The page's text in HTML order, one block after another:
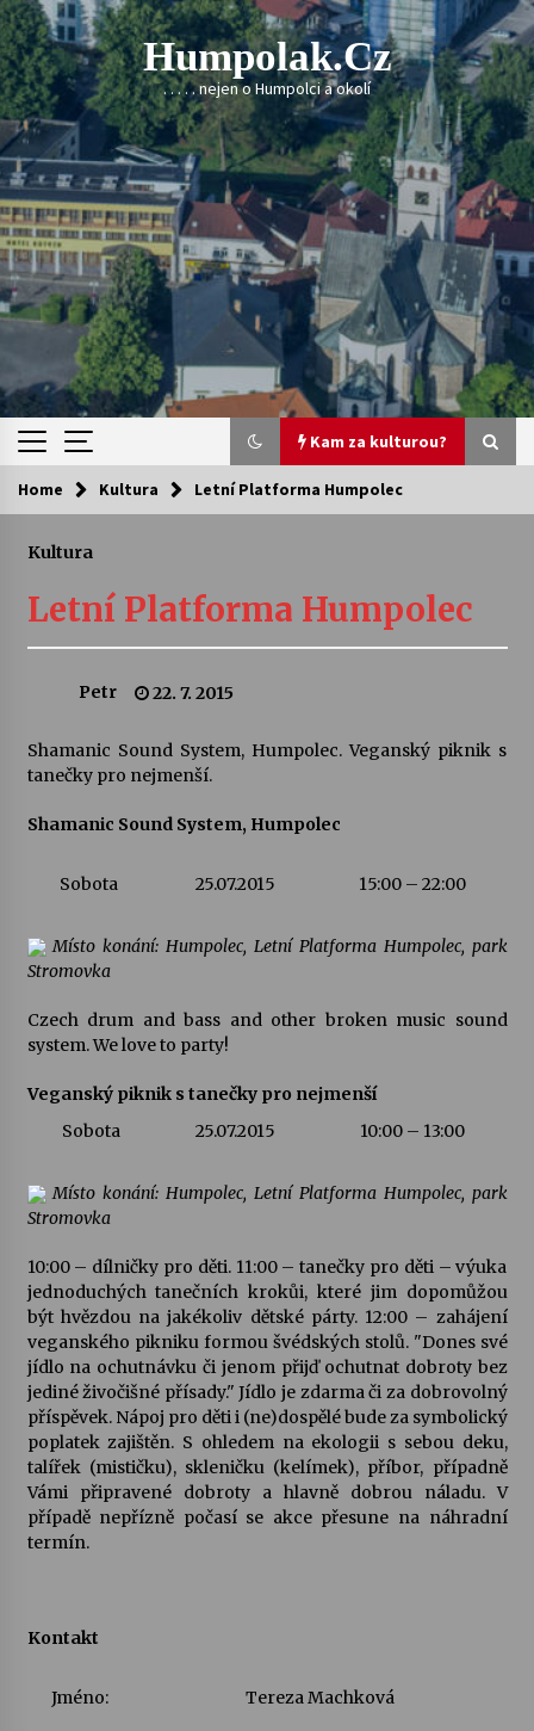
Skip
to
content
Humpolak.cz
. . . . . nejen o Humpolci a okolí
Kam za kulturou?
Kam za kulturou?
10. 8. 2026
Letní koncerty ve Stromovce: Ars Camerata a
Sukuba Ensemble
30. 7. 2026
Pozvánka na integrační festival Quijotova
šedesátka: 28. 7.–1. 8. 2026
28. 7. 2026
Jenakaši
23. 7. 2026
Letní koncerty ve Stromovce: Rufus Miller
22. 7. 2026
Vysočinka
17. 7. 2026
13. 7. 2026
Home Kultura Letní Platforma Humpolec
Kultura
Letní Platforma Humpolec
Petr 22. 7. 2015
Shamanic Sound System, Humpolec. Veganský piknik s
tanečky pro nejmenší.
Shamanic Sound System, Humpolec
Sobota 25.07.2015 15:00 – 22:00
Místo konání: Humpolec, Letní Platforma Humpolec, park
Stromovka
Czech drum and bass and other broken music sound
system. We love to party!
Veganský piknik s tanečky pro nejmenší
Sobota
25.07.2015 10:00 – 13:00
Místo konání: Humpolec, Letní Platforma Humpolec, park
Stromovka
10:00 – dílničky pro děti. 11:00 – tanečky pro děti – výuka
jednoduchých tanečních krokůi, které jim dopomůžou
být hvězdou na jakékoliv dětské párty. 12:00 – zahájení
veganského pikniku formou švédských stolů. "Dones své
jídlo na ochutnávku či jenom přijď ochutnat dobroty bez
jediné živočišné přísady." Jídlo je zdarma či za dobrovolný
příspěvek. Nápoj pro děti i (ne)dospělé bude za symbolický
poplatek zajištěn. S ohledem na ekologii s sebou deku,
talířek (mističku), skleničku (kelímek), příbor, případně
Vámi připravené dobroty a hlavně dobrou náladu. V
případě nepřízně počasí se akce přesune na náhradní
termín.
Kontakt
Jméno: Tereza Machková